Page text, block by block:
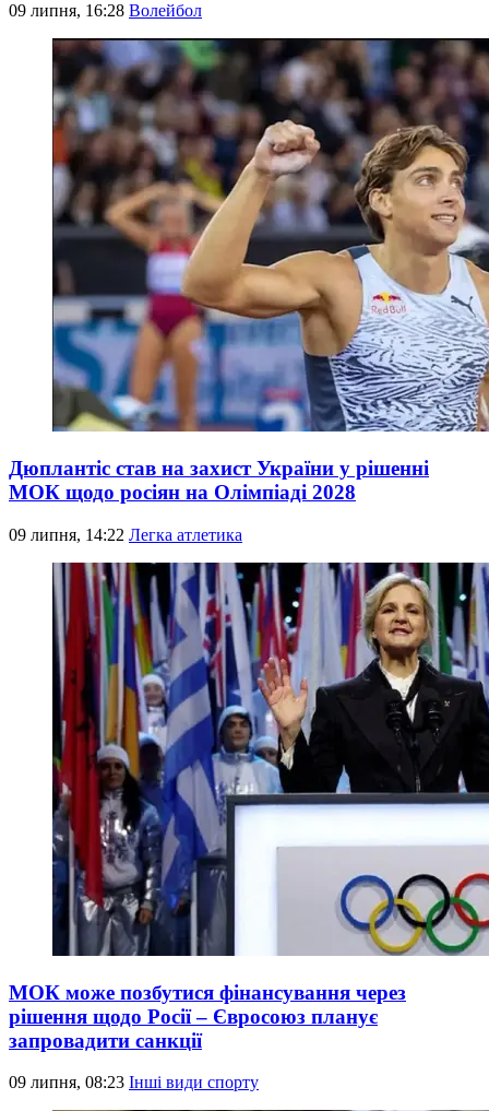
09 липня, 16:28 Волейбол
Дюплантіс став на захист України у рішенні
МОК щодо росіян на Олімпіаді 2028
09 липня, 14:22 Легка атлетика
МОК може позбутися фінансування через
рішення щодо Росії – Євросоюз планує
запровадити санкції
09 липня, 08:23 Інші види спорту